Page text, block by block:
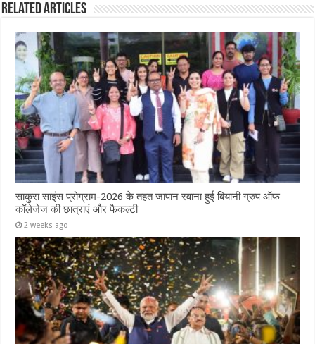
Related Articles
साकुरा साइंस प्रोग्राम-2026 के तहत जापान रवाना हुई बियानी ग्रुप ऑफ
कॉलेजेज की छात्राएं और फैकल्टी
2 weeks ago